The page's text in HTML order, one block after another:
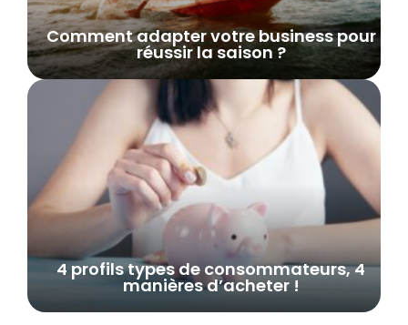
Comment adapter votre business pour
réussir la saison ?
4 profils types de consommateurs, 4
manières d’acheter !